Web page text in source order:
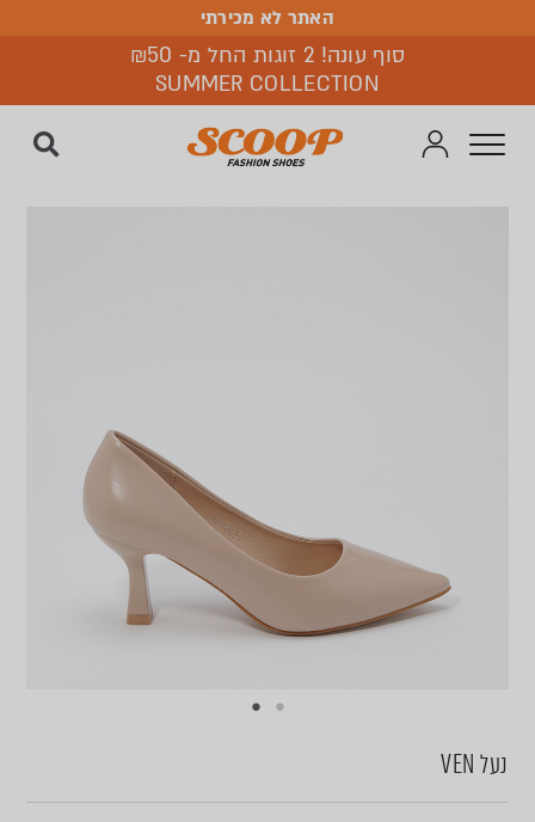
האתר לא מכירתי
האתר לא מכירתי
סוף עונה! 2 זוגות החל מ- ₪50
SUMMER COLLECTION
נעל VEN